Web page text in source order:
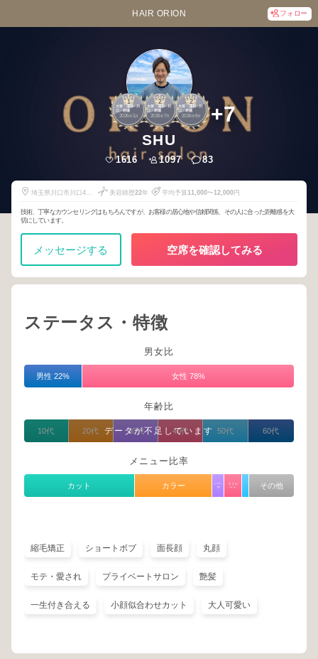
HAIR ORION フォロー
1
大宮・浦和・川
口・岩槻
2026年 1 月
2
大宮・浦和・川
口・岩槻
2026年7月
2
大宮・浦和・川
口・岩槻
2026年6月 +7
SHU
1616 1097 83
埼玉県川口市川口4丁
美容師歴22年 平均予算11,000〜12,000円
技術、丁寧なカウンセリングはもちろんですが、お客様の居心地や信頼関係、その人に合った距離感を大
切にしています。
メッセージする 空席を確認してみる
ステータス・特徴
男女比
男性 22% 女性 78%
年齢比
データが不足しています
10代 20代 30代 40代 50代 60代
メニュー比率
カット カラー
パー
マ
ストレ
ート
その他
縮毛矯正 ショートボブ 面長顔 丸顔
モテ・愛され プライベートサロン 艶髪
一生付き合える 小顔似合わせカット 大人可愛い